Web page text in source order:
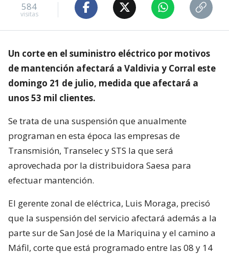
584
visitas
Un corte en el suministro eléctrico por motivos
de mantención afectará a Valdivia y Corral este
domingo 21 de julio, medida que afectará a
unos 53 mil clientes.
Se trata de una suspensión que anualmente
programan en esta época las empresas de
Transmisión, Transelec y STS la que será
aprovechada por la distribuidora Saesa para
efectuar mantención.
El gerente zonal de eléctrica, Luis Moraga, precisó
que la suspensión del servicio afectará además a la
parte sur de San José de la Mariquina y el camino a
Máfil, corte que está programado entre las 08 y 14